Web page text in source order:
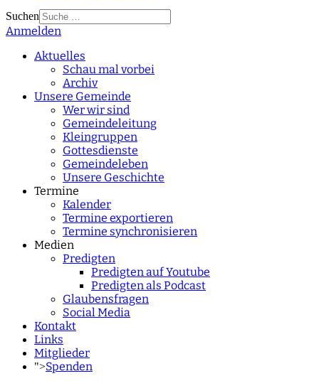
Suchen
Type 2 or more
Anmelden
Aktuelles
Schau mal vorbei
Archiv
Unsere Gemeinde
Wer wir sind
Gemeindeleitung
Kleingruppen
Gottesdienste
Gemeindeleben
Unsere Geschichte
Termine
Kalender
Termine exportieren
Termine synchronisieren
Medien
Predigten
Predigten auf Youtube
Predigten als Podcast
Glaubensfragen
Social Media
Kontakt
Links
Mitglieder
">Spenden